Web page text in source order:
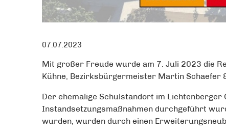
07.07.2023
Mit großer Freude wurde am 7. Juli 2023 die
Kühne, Bezirksbürgermeister Martin Schaefer
Der ehemalige Schulstandort im Lichtenberger
Instandsetzungsmaßnahmen durchgeführt
wurden, wurden durch einen